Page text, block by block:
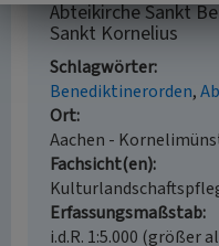
Abteikirche Sankt
Sankt Kornelius
Schlagwörter
Benediktinerorden
Ort
Aachen -
Fachsicht(en)
Erfassungsmaßstab
i.d.R. 1:5.000 (größer